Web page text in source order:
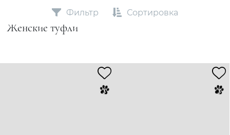
Женские туфли
Фильтр Сортировка